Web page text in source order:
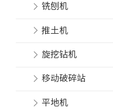
铣刨机
推土机
旋挖钻机
移动破碎站
平地机